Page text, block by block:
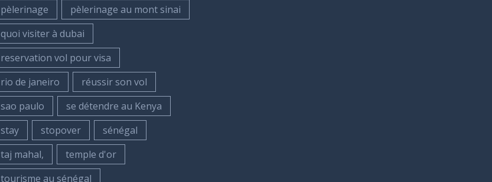
pèlerinage
pèlerinage au mont sinai
quoi visiter à dubai
reservation vol pour visa
rio de janeiro
réussir son vol
sao paulo
se détendre au Kenya
stay
stopover
sénégal
taj mahal,
temple d'or
tourisme au sénégal